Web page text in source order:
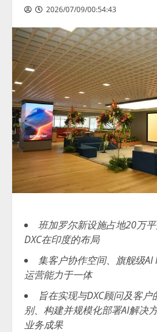
2026/07/09/00:54:43
班加罗尔新设施占地20万
DXC在印度的布局
集客户协作空间、旗舰级
运营能力于一体
旨在实现与DXC顾问及客
别、构建并规模化部署AI解决
业务成果